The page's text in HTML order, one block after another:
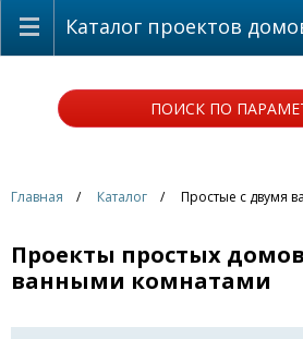
Каталог проектов
ПОИСК ПО
Главная Каталог Простые с двумя
Проекты простых
ванными комнатами